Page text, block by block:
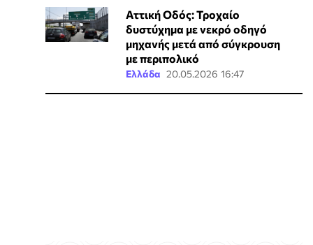
Αττική Οδός: Τροχαίο
δυστύχημα με νεκρό οδηγό
μηχανής μετά από σύγκρουση
με περιπολικό
Ελλάδα 20.05.2026 16:47